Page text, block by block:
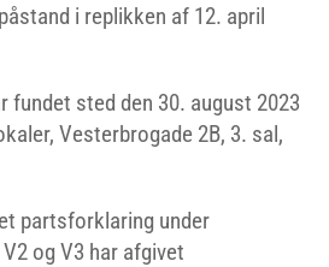
i replikken af 12. april
fundet sted den 30. august 2023
Vesterbrogade 2B, 3. sal,
partsforklaring under
og V3 har afgivet